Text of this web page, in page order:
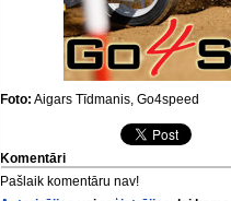
Foto: Aigars Tīdmanis, Go4speed
Komentāri
Pašlaik komentāru nav!